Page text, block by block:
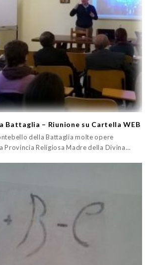
Battaglia – Riunione su Cartella WEB
della Battaglia molte opere
Provincia Religiosa Madre della Divina…